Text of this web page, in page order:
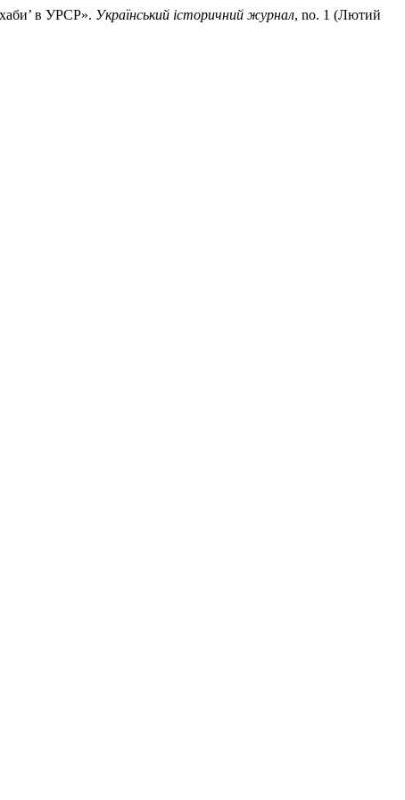
в УРСР». Український історичний журнал, no. 1 (Лютий